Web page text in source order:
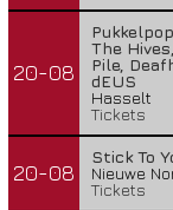
20-08
The
Pile,
dEUS
Hasselt
Tickets
20-08
Stick To
Nieuwe
Tickets